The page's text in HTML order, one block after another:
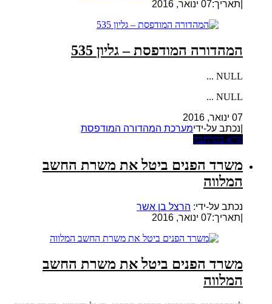
תאריך:07 ינואר, 2016
המהדורה המודפסת – גליון 535
NULL ...
NULL ...
07 ינואר, 2016
|נכתב על-ידימערכת המהדורה המודפסת
קרא בהרחבה
משרד הפנים ביטל את משרת החשב
המלווה
נכתב על-ידי: הרצל בן אשר
תאריך:07 ינואר, 2016
משרד הפנים ביטל את משרת החשב
המלווה